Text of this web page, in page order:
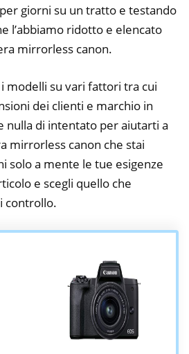
giorni su un tratto e testando
l’abbiamo ridotto e elencato
mirrorless canon.
modelli su vari fattori tra cui
dei clienti e marchio in
nulla di intentato per aiutarti a
mirrorless canon che stai
solo a mente le tue esigenze
e scegli quello che
controllo.